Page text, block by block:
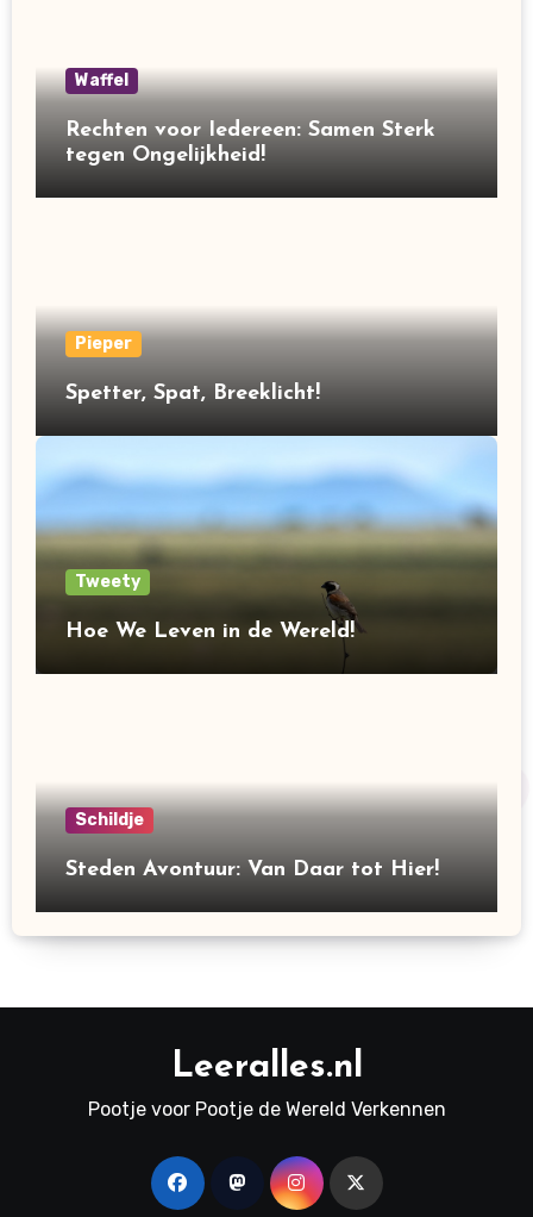
Waffel
Rechten voor Iedereen: Samen Sterk
tegen Ongelijkheid!
Pieper
Spetter, Spat, Breeklicht!
Tweety
Hoe We Leven in de Wereld!
Schildje
Steden Avontuur: Van Daar tot Hier!
Leeralles.nl
Pootje voor Pootje de Wereld Verkennen